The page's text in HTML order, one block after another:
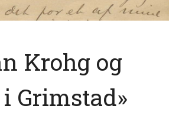
Krohg og
Grimstad»